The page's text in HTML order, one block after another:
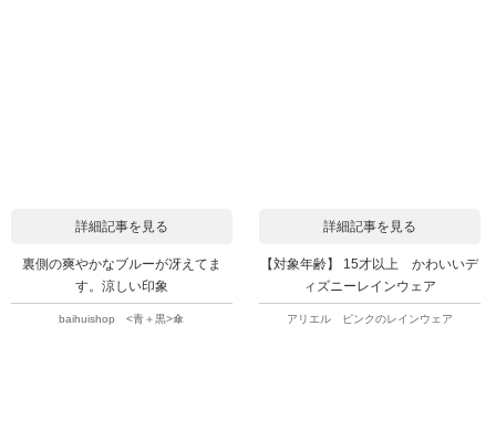
詳細記事を見る
裏側の爽やかなブルーが冴えてま
す。涼しい印象
baihuishop <青＋黒>傘
詳細記事を見る
【対象年齢】 15才以上 かわいいデ
ィズニーレインウェア
アリエル ピンクのレインウェア